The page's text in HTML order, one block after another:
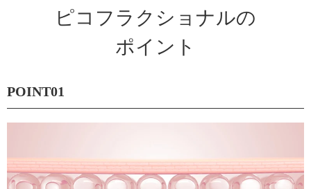
ピコフラクショナルの
ポイント
POINT01